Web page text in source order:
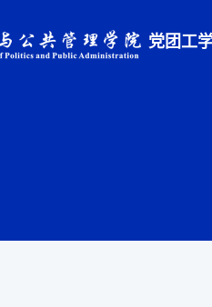
党团工